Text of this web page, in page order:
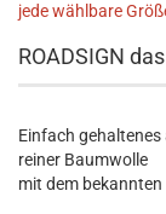
jede wählbare
ROADSIGN
Einfach gehaltenes
reiner Baumwolle
mit dem